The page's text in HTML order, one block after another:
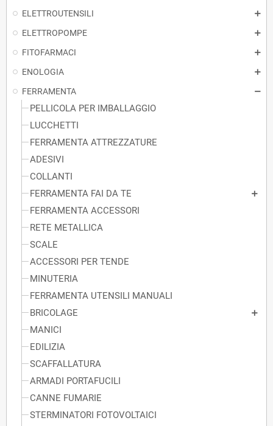
ELETTROUTENSILI
ELETTROPOMPE
FITOFARMACI
ENOLOGIA
FERRAMENTA
PELLICOLA PER IMBALLAGGIO
LUCCHETTI
FERRAMENTA ATTREZZATURE
ADESIVI
COLLANTI
FERRAMENTA FAI DA TE
FERRAMENTA ACCESSORI
RETE METALLICA
SCALE
ACCESSORI PER TENDE
MINUTERIA
FERRAMENTA UTENSILI MANUALI
BRICOLAGE
MANICI
EDILIZIA
SCAFFALLATURA
ARMADI PORTAFUCILI
CANNE FUMARIE
STERMINATORI FOTOVOLTAICI